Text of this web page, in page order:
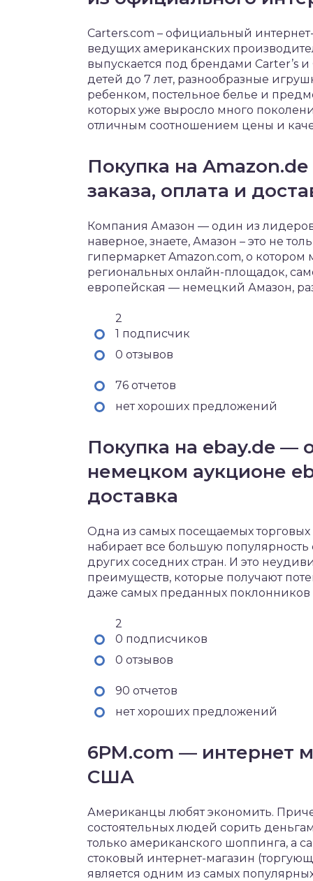
Carters.com – официальный
ведущих американских
выпускается под брендами Carter’s
детей до 7 лет, разнообразные
ребенком, постельное белье и
которых уже выросло много
отличным соотношением цены и
Покупка на
заказа, оплата и
Компания Амазон — один из
наверное, знаете, Амазон – это не
гипермаркет Amazon.com, о
региональных онлайн-площадок,
европейская — немецкий Амазон,
2
1 подписчик
0 отзывов
76 отчетов
нет хороших предложений
Покупка на ebay.de —
немецком аукционе
доставка
Одна из самых посещаемых
набирает все большую
других соседних стран. И это
преимуществ, которые получают
даже самых преданных поклонников
2
0 подписчиков
0 отзывов
90 отчетов
нет хороших предложений
6PM.com — интернет
США
Американцы любят экономить.
состоятельных людей сорить
только американского шоппинга, а
стоковый интернет-магазин
является одним из самых